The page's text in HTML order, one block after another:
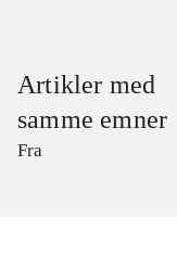
Artikler med
samme emner
Fra